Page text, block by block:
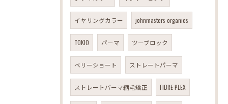
イヤリングカラー johnmasters organics
TOKIO パーマ ツーブロック
ベリーショート ストレートパーマ
ストレートパーマ縮毛矯正 FIBRE PLEX